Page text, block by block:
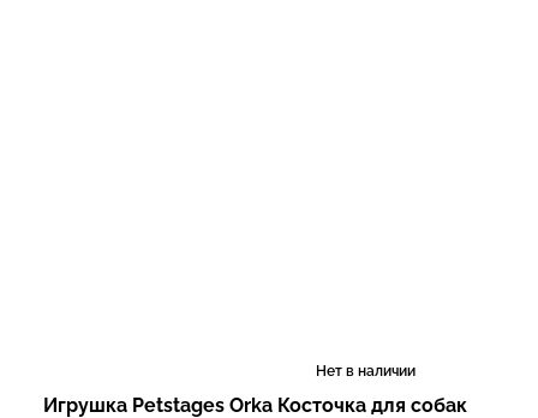
Нет в наличии
Игрушка Petstages Orka Косточка для собак